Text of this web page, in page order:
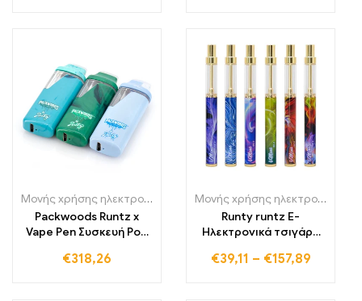
Μονής χρήσης ηλεκτρονικά τσιγάρα ,Μιας χρήσης ηλεκτρονικά
Packwoods Runtz x
Vape Pen Συσκευή Pod
€318,26
Μονής χρήσης ηλεκτρονικά τσιγάρα Πολωνία
Runty runtz E-
Ηλεκτρονικά τσιγάρα
επαναφορτιζόμενη
€39,11 – €157,89